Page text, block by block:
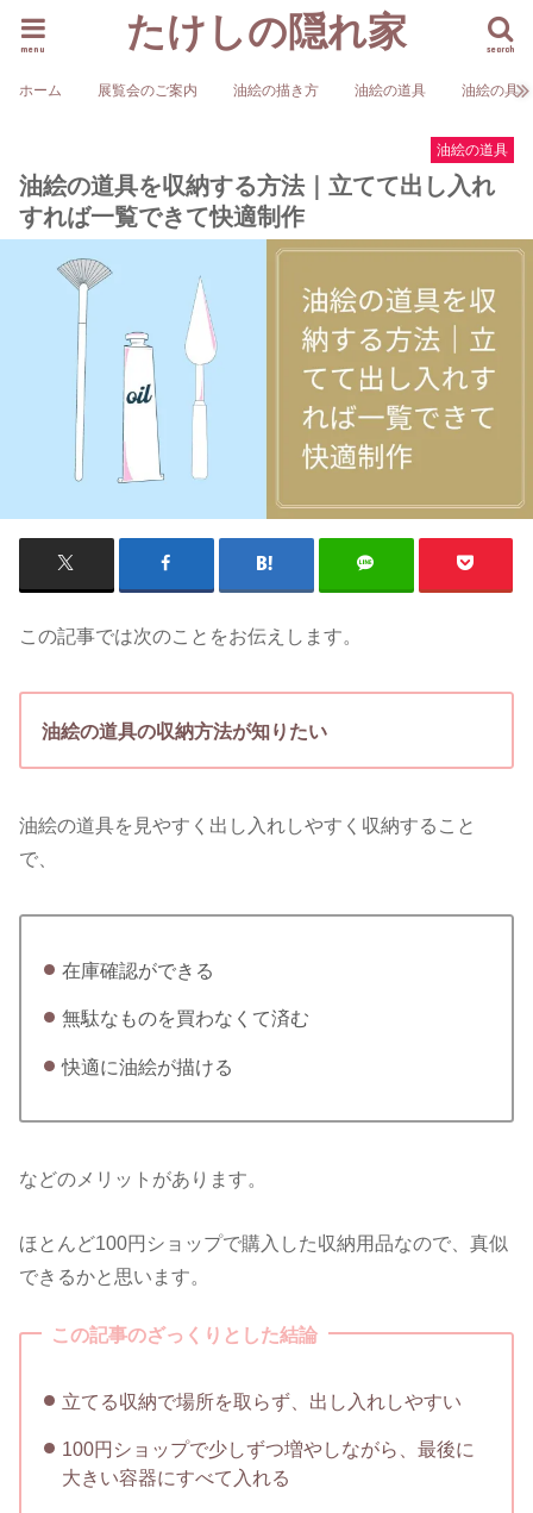
たけしの隠れ家 search
menu
ホーム 展覧会のご案内 油絵の描き方 油絵の道具 油絵の具
油絵の道具
油絵の道具を収納する方法｜立てて出し入れ
すれば一覧できて快適制作
この記事では次のことをお伝えします。
油絵の道具の収納方法が知りたい
油絵の道具を見やすく出し入れしやすく収納すること
で、
在庫確認ができる
無駄なものを買わなくて済む
快適に油絵が描ける
などのメリットがあります。
ほとんど100円ショップで購入した収納用品なので、真似
できるかと思います。
この記事のざっくりとした結論
立てる収納で場所を取らず、出し入れしやすい
100円ショップで少しずつ増やしながら、最後に
大きい容器にすべて入れる